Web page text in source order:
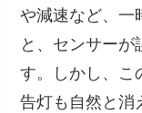
や減速など、一
と、センサー
す。しかし、こ
告灯も自然と消